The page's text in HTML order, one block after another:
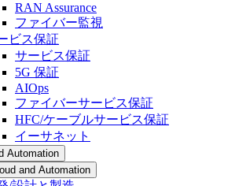
RAN Assurance
ファイバー監視
ビス保証
サービス保証
5G 保証
AIOps
ファイバーサービス保証
HFC/ケーブルサービス保証
イーサネット
Automation
and Automation